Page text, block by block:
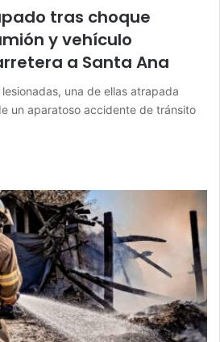
tras choque
y vehículo
a Santa Ana
una de ellas atrapada
un aparatoso accidente de tránsito